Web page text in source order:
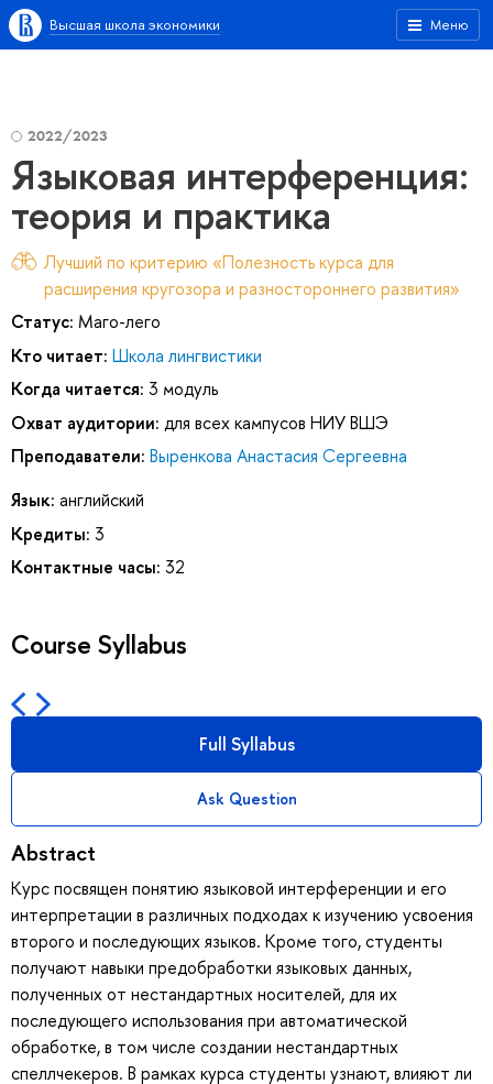
Меню
Высшая школа экономики
2022/2023
Языковая интерференция:
теория и практика
Лучший по критерию «Полезность курса для
расширения кругозора и разностороннего развития»
Статус: Маго-лего
Кто читает: Школа лингвистики
Когда читается: 3 модуль
Охват аудитории: для всех кампусов НИУ ВШЭ
Преподаватели: Выренкова Анастасия Сергеевна
Язык: английский
Кредиты: 3
Контактные часы: 32
Course Syllabus
Full Syllabus
Ask Question
Abstract
Курс посвящен понятию языковой интерференции и его
интерпретации в различных подходах к изучению усвоения
второго и последующих языков. Кроме того, студенты
получают навыки предобработки языковых данных,
полученных от нестандартных носителей, для их
последующего использования при автоматической
обработке, в том числе создании нестандартных
спеллчекеров. В рамках курса студенты узнают, влияют ли